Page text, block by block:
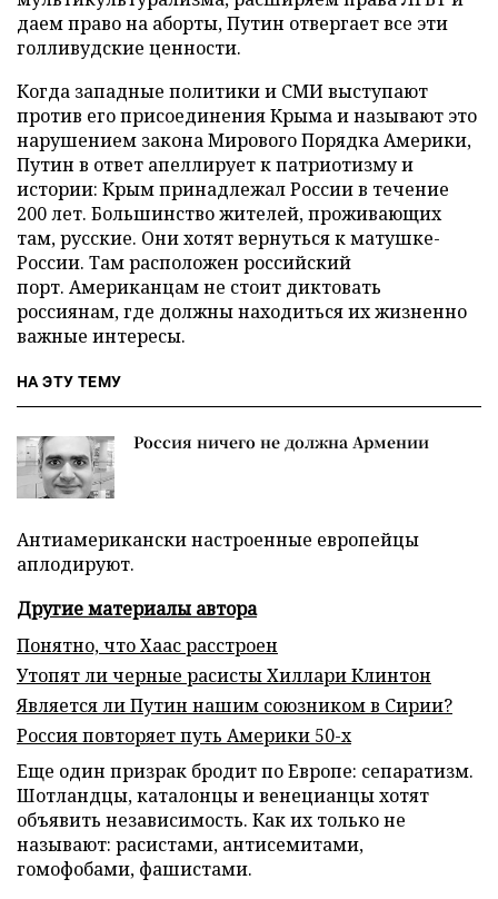
даем право на аборты, Путин отвергает все эти
голливудские ценности.
Когда западные политики и СМИ выступают
против его присоединения Крыма и называют это
нарушением закона Мирового Порядка Америки,
Путин в ответ апеллирует к патриотизму и
истории: Крым принадлежал России в течение
200 лет. Большинство жителей, проживающих
там, русские. Они хотят вернуться к матушке-
России. Там расположен российский
порт. Американцам не стоит диктовать
россиянам, где должны находиться их жизненно
важные интересы.
НА ЭТУ ТЕМУ
Россия ничего не должна Армении
Антиамерикански настроенные европейцы
аплодируют.
Другие материалы автора
Понятно, что Хаас расстроен
Утопят ли черные расисты Хиллари Клинтон
Является ли Путин нашим союзником в Сирии?
Россия повторяет путь Америки 50-х
Еще один призрак бродит по Европе: сепаратизм.
Шотландцы, каталонцы и венецианцы хотят
объявить независимость. Как их только не
называют: расистами, антисемитами,
гомофобами, фашистами.